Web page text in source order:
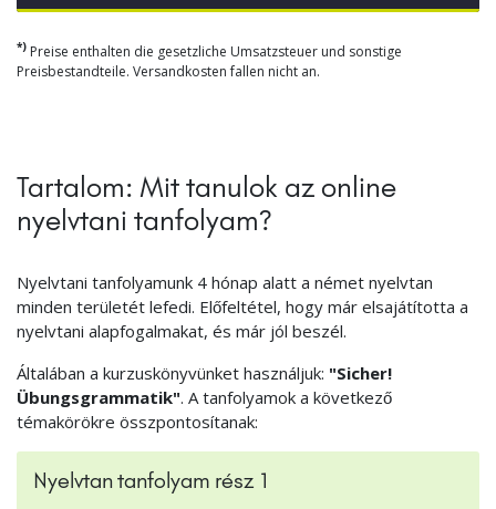
*) Preise enthalten die gesetzliche Umsatzsteuer und sonstige
Preisbestandteile. Versandkosten fallen nicht an.
Tartalom: Mit tanulok az online
nyelvtani tanfolyam?
Nyelvtani tanfolyamunk 4 hónap alatt a német nyelvtan
minden területét lefedi. Előfeltétel, hogy már elsajátította a
nyelvtani alapfogalmakat, és már jól beszél.
Általában a kurzuskönyvünket használjuk: "Sicher!
Übungsgrammatik". A tanfolyamok a következő
témakörökre összpontosítanak:
Nyelvtan tanfolyam rész 1